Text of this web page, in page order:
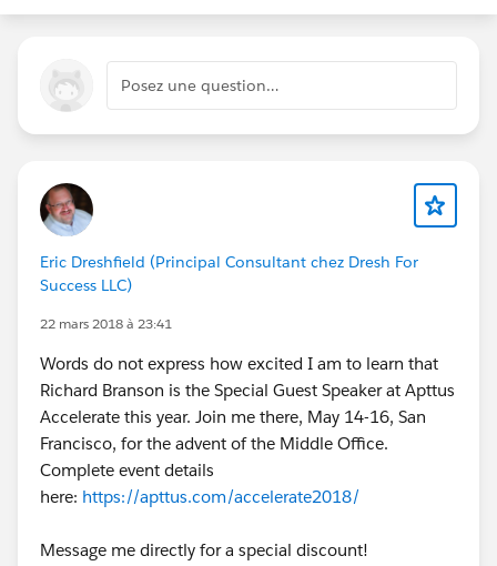
Posez une question…
Eric Dreshfield (Principal Consultant chez Dresh For
Success LLC)
22 mars 2018 à 23:41
Words do not express how excited I am to learn that
Richard Branson is the Special Guest Speaker at Apttus
Accelerate this year. Join me there, May 14-16, San
Francisco, for the advent of the Middle Office.
Complete event details
here: https://apttus.com/accelerate2018/
Message me directly for a special discount!